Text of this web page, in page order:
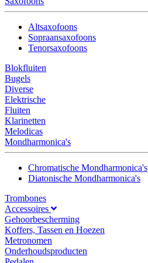
Altsaxofoons
Sopraansaxofoons
Tenorsaxofoons
Blokfluiten
Bugels
Diverse
Elektrische
Fluiten
Klarinetten
Melodicas
Mondharmonica's
Chromatische Mondharmonica's
Diatonische Mondharmonica's
Trombones
Accessoires
Gehoorbescherming
Koffers, Tassen en Hoezen
Metronomen
Onderhoudsproducten